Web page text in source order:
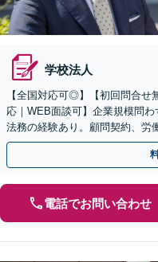
学校法人
【全国対応可◎】【初回問合せ
応｜WEB面談可】企業規模問
法務の経験あり。顧問契約、労
契約書のリーガルチェック等、
電話でお問い合わせ